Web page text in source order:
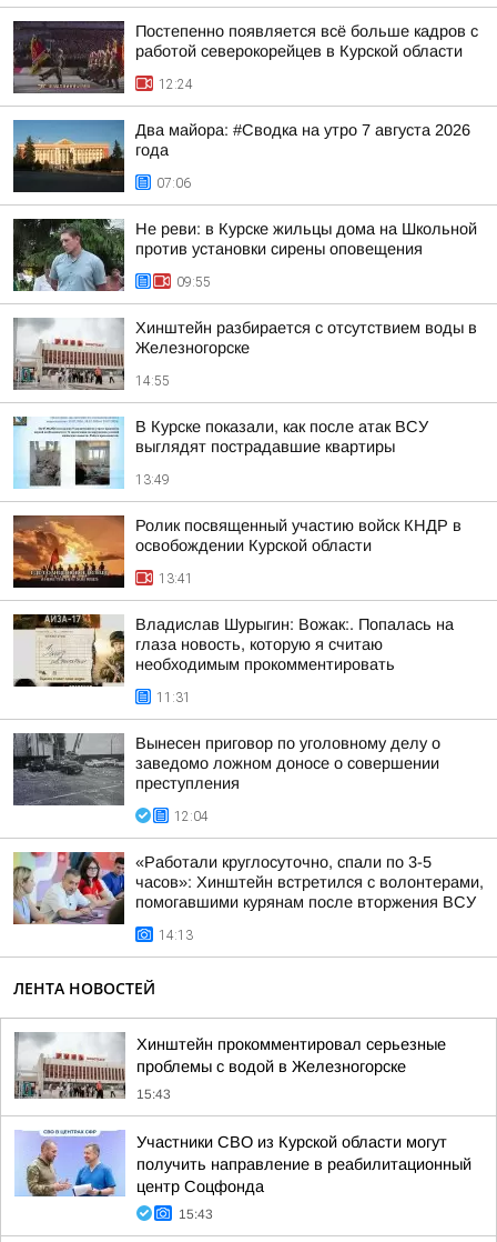
Постепенно появляется всё больше кадров с
работой северокорейцев в Курской области
12:24
Два майора: #Сводка на утро 7 августа 2026
года
07:06
Не реви: в Курске жильцы дома на Школьной
против установки сирены оповещения
09:55
Хинштейн разбирается с отсутствием воды в
Железногорске
14:55
В Курске показали, как после атак ВСУ
выглядят пострадавшие квартиры
13:49
Ролик посвященный участию войск КНДР в
освобождении Курской области
13:41
Владислав Шурыгин: Вожак:. Попалась на
глаза новость, которую я считаю
необходимым прокомментировать
11:31
Вынесен приговор по уголовному делу о
заведомо ложном доносе о совершении
преступления
12:04
«Работали круглосуточно, спали по 3-5
часов»: Хинштейн встретился с волонтерами,
помогавшими курянам после вторжения ВСУ
14:13
ЛЕНТА НОВОСТЕЙ
Хинштейн прокомментировал серьезные
проблемы с водой в Железногорске
15:43
Участники СВО из Курской области могут
получить направление в реабилитационный
центр Соцфонда
15:43